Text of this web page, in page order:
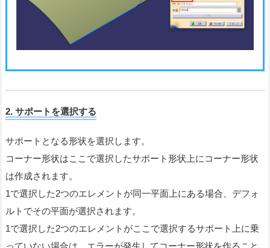
2. サポートを選択する
サポートとなる形状を選択します。
コーナー形状はここで選択したサポート形状上にコーナー形状
は作成されます。
1で選択した2つのエレメントが同一平面上にある場合、デフォ
ルトでその平面が選択されます。
1で選択した2つのエレメントがここで選択するサポート上に乗
っていない場合は、エラーが発生してコーナー形状を作ること